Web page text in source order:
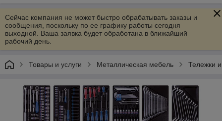
Сейчас компания не может быстро обрабатывать заказы и
сообщения, поскольку по ее графику работы сегодня
выходной. Ваша заявка будет обработана в ближайший
рабочий день.
Товары и услуги Металлическая мебель Тележки